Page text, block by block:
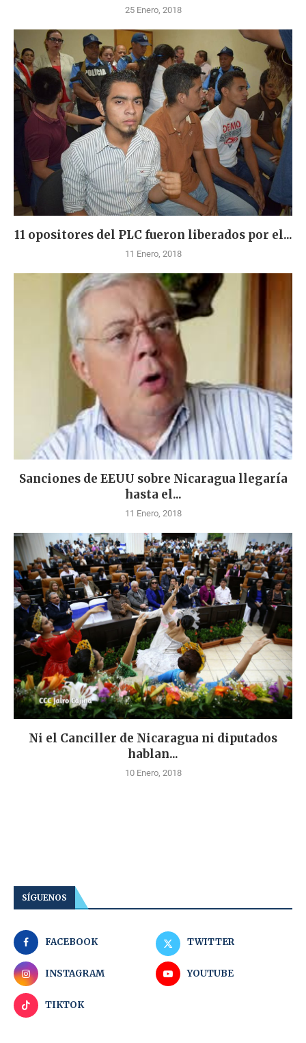
25 Enero, 2018
11 opositores del PLC fueron liberados por el...
11 Enero, 2018
Sanciones de EEUU sobre Nicaragua llegaría
hasta el...
11 Enero, 2018
Ni el Canciller de Nicaragua ni diputados
hablan...
10 Enero, 2018
SÍGUENOS
FACEBOOK TWITTER
INSTAGRAM YOUTUBE
TIKTOK